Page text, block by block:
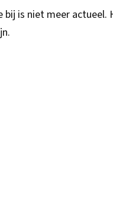
bij is niet meer